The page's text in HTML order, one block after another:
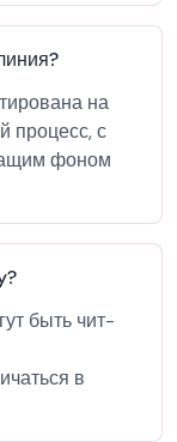
на
процесс, с
фоном
быть чит-
в